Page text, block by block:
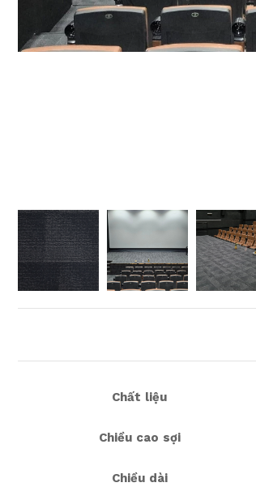
Chất liệu
Chiều cao sợi
Chiều dài